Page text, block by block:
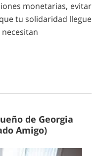
monetarias, evitar
tu solidaridad llegue
de Georgia
Amigo)